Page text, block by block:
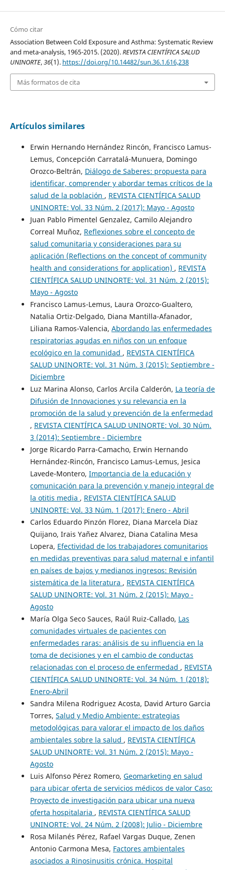
Cómo citar
Association Between Cold Exposure and Asthma: Systematic Review
and meta-analysis, 1965-2015. (2020).REVISTA CIENTÍFICA SALUD
UNINORTE,36(1). https://doi.org/10.14482/sun.36.1.616,238
Más formatos de cita
Artículos similares
Erwin Hernando Hernández Rincón, Francisco Lamus-
Lemus, Concepción Carratalá-Munuera, Domingo
Orozco-Beltrán, Diálogo de Saberes: propuesta para
identificar, comprender y abordar temas críticos de la
salud de la población , REVISTA CIENTÍFICA SALUD
UNINORTE: Vol. 33 Núm. 2 (2017): Mayo - Agosto
Juan Pablo Pimentel Genzalez, Camilo Alejandro
Correal Muñoz, Reflexiones sobre el concepto de
salud comunitaria y consideraciones para su
aplicación (Reflections on the concept of community
health and considerations for application) , REVISTA
CIENTÍFICA SALUD UNINORTE: Vol. 31 Núm. 2 (2015):
Mayo - Agosto
Francisco Lamus-Lemus, Laura Orozco-Gualtero,
Natalia Ortiz-Delgado, Diana Mantilla-Afanador,
Liliana Ramos-Valencia, Abordando las enfermedades
respiratorias agudas en niños con un enfoque
ecológico en la comunidad , REVISTA CIENTÍFICA
SALUD UNINORTE: Vol. 31 Núm. 3 (2015): Septiembre -
Diciembre
Luz Marina Alonso, Carlos Arcila Calderón, La teoría de
Difusión de Innovaciones y su relevancia en la
promoción de la salud y prevención de la enfermedad
, REVISTA CIENTÍFICA SALUD UNINORTE: Vol. 30 Núm.
3 (2014): Septiembre - Diciembre
Jorge Ricardo Parra-Camacho, Erwin Hernando
Hernández-Rincón, Francisco Lamus-Lemus, Jesica
Lavede-Montero, Importancia de la educación y
comunicación para la prevención y manejo integral de
la otitis media , REVISTA CIENTÍFICA SALUD
UNINORTE: Vol. 33 Núm. 1 (2017): Enero - Abril
Carlos Eduardo Pinzón Florez, Diana Marcela Diaz
Quijano, Irais Yañez Alvarez, Diana Catalina Mesa
Lopera, Efectividad de los trabajadores comunitarios
en medidas preventivas para salud maternal e infantil
en países de bajos y medianos ingresos: Revisión
sistemática de la literatura , REVISTA CIENTÍFICA
SALUD UNINORTE: Vol. 31 Núm. 2 (2015): Mayo -
Agosto
María Olga Seco Sauces, Raúl Ruiz-Callado, Las
comunidades virtuales de pacientes con
enfermedades raras: análisis de su influencia en la
toma de decisiones y en el cambio de conductas
relacionadas con el proceso de enfermedad , REVISTA
CIENTÍFICA SALUD UNINORTE: Vol. 34 Núm. 1 (2018):
Enero-Abril
Sandra Milena Rodriguez Acosta, David Arturo Garcia
Torres, Salud y Medio Ambiente: estrategias
metodológicas para valorar el impacto de los daños
ambientales sobre la salud , REVISTA CIENTÍFICA
SALUD UNINORTE: Vol. 31 Núm. 2 (2015): Mayo -
Agosto
Luis Alfonso Pérez Romero, Geomarketing en salud
para ubicar oferta de servicios médicos de valor Caso:
Proyecto de investigación para ubicar una nueva
oferta hospitalaria , REVISTA CIENTÍFICA SALUD
UNINORTE: Vol. 24 Núm. 2 (2008): Julio - Diciembre
Rosa Milanés Pérez, Rafael Vargas Duque, Zenen
Antonio Carmona Mesa, Factores ambientales
asociados a Rinosinusitis crónica. Hospital